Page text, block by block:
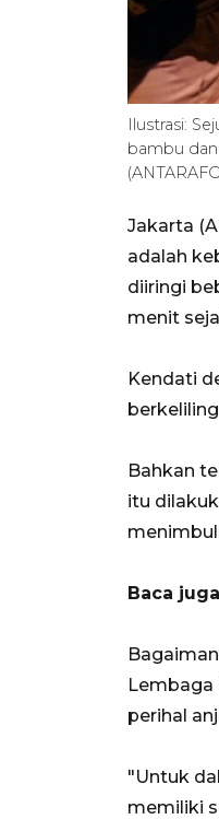
Ilustrasi:
bambu
Jakarta
adalah
diiringi
menit
Kendati
Bahkan
itu
Baca
Lembaga
perihal
"Untuk
memiliki